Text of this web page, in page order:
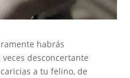
habrás
desconcertante
a tu felino, de